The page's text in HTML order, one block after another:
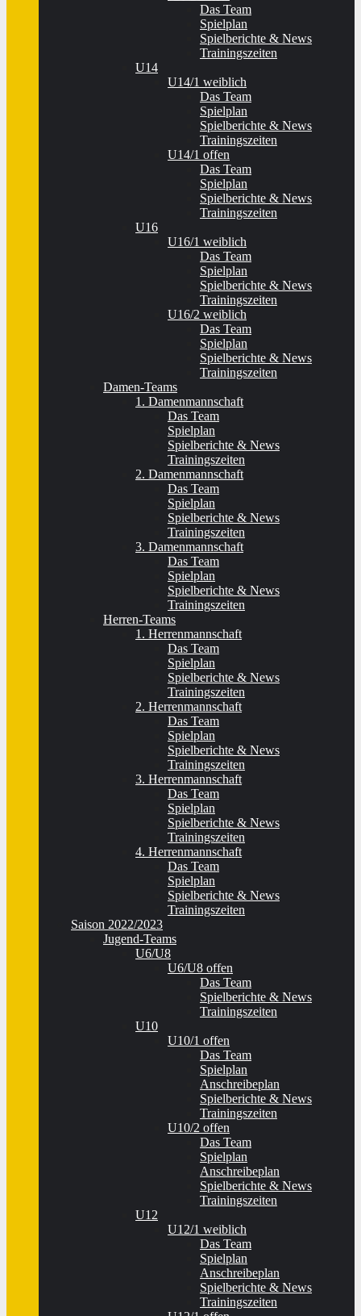
Das Team
Spielplan
Spielberichte & News
Trainingszeiten
U14
U14/1 weiblich
Das Team
Spielplan
Spielberichte & News
Trainingszeiten
U14/1 offen
Das Team
Spielplan
Spielberichte & News
Trainingszeiten
U16
U16/1 weiblich
Das Team
Spielplan
Spielberichte & News
Trainingszeiten
U16/2 weiblich
Das Team
Spielplan
Spielberichte & News
Trainingszeiten
Damen-Teams
1. Damenmannschaft
Das Team
Spielplan
Spielberichte & News
Trainingszeiten
2. Damenmannschaft
Das Team
Spielplan
Spielberichte & News
Trainingszeiten
3. Damenmannschaft
Das Team
Spielplan
Spielberichte & News
Trainingszeiten
Herren-Teams
1. Herrenmannschaft
Das Team
Spielplan
Spielberichte & News
Trainingszeiten
2. Herrenmannschaft
Das Team
Spielplan
Spielberichte & News
Trainingszeiten
3. Herrenmannschaft
Das Team
Spielplan
Spielberichte & News
Trainingszeiten
4. Herrenmannschaft
Das Team
Spielplan
Spielberichte & News
Trainingszeiten
Saison 2022/2023
Jugend-Teams
U6/U8
U6/U8 offen
Das Team
Spielberichte & News
Trainingszeiten
U10
U10/1 offen
Das Team
Spielplan
Anschreibeplan
Spielberichte & News
Trainingszeiten
U10/2 offen
Das Team
Spielplan
Anschreibeplan
Spielberichte & News
Trainingszeiten
U12
U12/1 weiblich
Das Team
Spielplan
Anschreibeplan
Spielberichte & News
Trainingszeiten